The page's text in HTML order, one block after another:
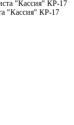
"Кассия" КР-17